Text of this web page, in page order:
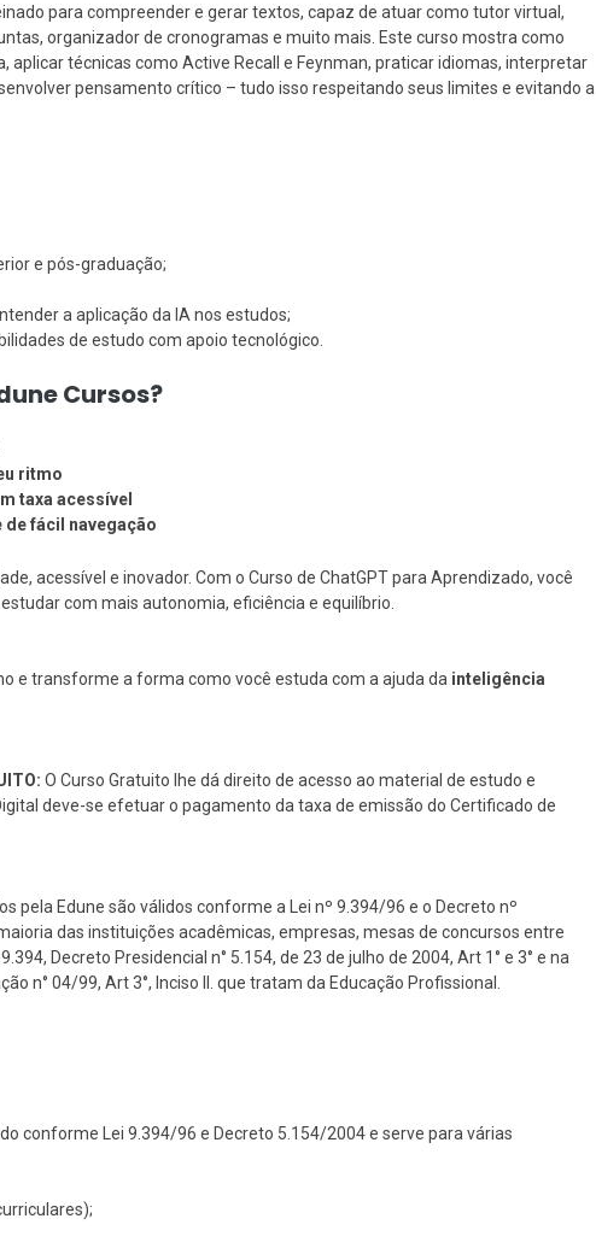
para compreender e gerar textos, capaz de atuar como tutor virtual,
organizador de cronogramas e muito mais. Este curso mostra como
aplicar técnicas como Active Recall e Feynman, praticar idiomas, interpretar
pensamento crítico – tudo isso respeitando seus limites e evitando a
e pós-graduação;
a aplicação da IA nos estudos;
de estudo com apoio tecnológico.
Cursos?
ritmo
taxa acessível
fácil navegação
acessível e inovador. Com o Curso de ChatGPT para Aprendizado, você
com mais autonomia, eficiência e equilíbrio.
e transforme a forma como você estuda com a ajuda da inteligência
O Curso Gratuito lhe dá direito de acesso ao material de estudo e
deve-se efetuar o pagamento da taxa de emissão do Certificado de
pela Edune são válidos conforme a Lei nº 9.394/96 e o Decreto nº
das instituições acadêmicas, empresas, mesas de concursos entre
Decreto Presidencial n° 5.154, de 23 de julho de 2004, Art 1° e 3° e na
n° 04/99, Art 3°, Inciso II. que tratam da Educação Profissional.
conforme Lei 9.394/96 e Decreto 5.154/2004 e serve para várias